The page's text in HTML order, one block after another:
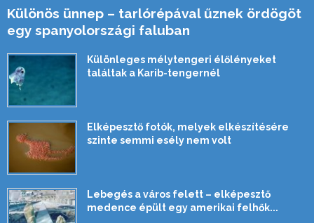
Különös ünnep – tarlórépával űznek ördögöt
egy spanyolországi faluban
Különleges mélytengeri élőlényeket
találtak a Karib-tengernél
Elképesztő fotók, melyek elkészítésére
szinte semmi esély nem volt
Lebegés a város felett – elképesztő
medence épült egy amerikai felhők...